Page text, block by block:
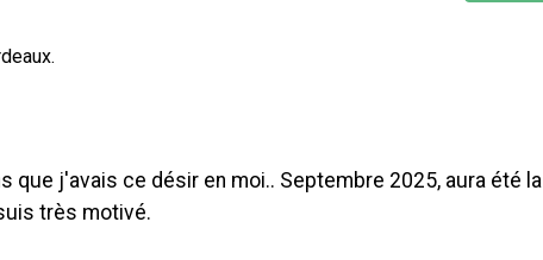
que j'avais ce désir en moi.. Septembre 2025, aura été la
très motivé.